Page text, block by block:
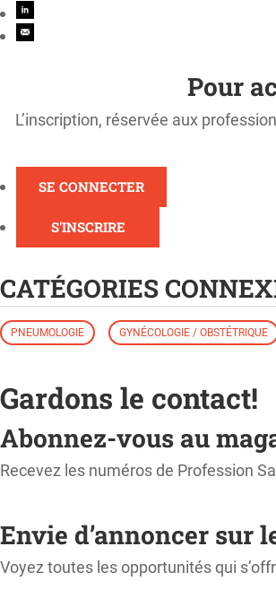
Pour
L’inscription, réservée aux
SE CONNECTER
S'INSCRIRE
CATÉGORIES
PNEUMOLOGIE GYNÉCOLOGIE / OBSTÉTRIQUE
Gardons le contact!
Abonnez-vous au
Recevez les numéros de Profession
Envie d’annoncer sur
Voyez toutes les opportunités qui